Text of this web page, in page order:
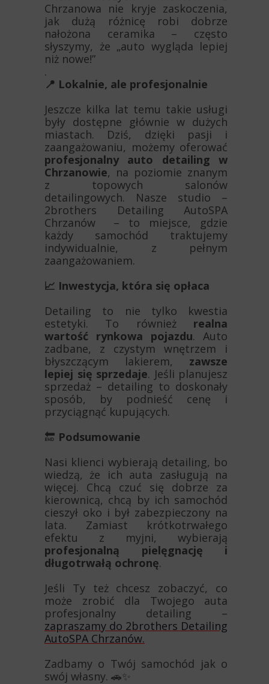
Chrzanowa nie kryje zaskoczenia,
jak dużą różnicę robi dobrze
nałożona ceramika – często
słyszymy, że „auto wygląda lepiej
niż nowe!”
.
📍 Lokalnie, ale profesjonalnie
Jeszcze kilka lat temu takie usługi
były dostępne głównie w dużych
miastach. Dziś, dzięki pasji i
zaangażowaniu, możemy oferować
profesjonalny auto detailing w
Chrzanowie, na poziomie znanym
z topowych salonów
detailingowych. Nasze studio –
2brothers Detailing AutoSPA
Chrzanów – to miejsce, gdzie
każdy samochód traktujemy
indywidualnie, z pełnym
zaangażowaniem.
📈 Inwestycja, która się opłaca
Detailing to nie tylko kwestia
estetyki. To również realna
wartość rynkowa pojazdu. Auto
zadbane, z czystym wnętrzem i
błyszczącym lakierem, zawsze
lepiej się sprzedaje. Jeśli planujesz
sprzedaż – detailing to doskonały
sposób, by podnieść cenę i
przyciągnąć kupujących.
🔚 Podsumowanie
Nasi klienci wybierają detailing, bo
wiedzą, że ich auta zasługują na
więcej. Chcą czuć się dobrze za
kierownicą, chcą by ich samochód
cieszył oko i był zabezpieczony na
lata. Zamiast krótkotrwałego
efektu z myjni, wybierają
profesjonalną pielęgnację i
długotrwałą ochronę.
Jeśli Ty też chcesz zobaczyć, co
może zrobić dla Twojego auta
profesjonalny detailing –
zapraszamy do 2brothers Detailing
AutoSPA Chrzanów.
Zadbamy o Twój samochód jak o
swój własny. 🚗✨